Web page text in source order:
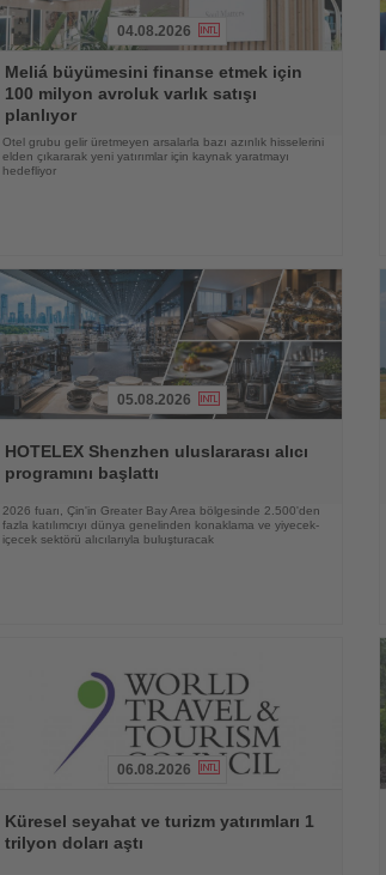
Oku
04.08.2026
Meliá büyümesini finanse etmek için
100 milyon avroluk varlık satışı
planlıyor
Otel grubu gelir üretmeyen arsalarla bazı azınlık hisselerini
elden çıkararak yeni yatırımlar için kaynak yaratmayı
hedefliyor
Oku
05.08.2026
HOTELEX Shenzhen uluslararası alıcı
programını başlattı
2026 fuarı, Çin'in Greater Bay Area bölgesinde 2.500'den
fazla katılımcıyı dünya genelinden konaklama ve yiyecek-
içecek sektörü alıcılarıyla buluşturacak
Oku
06.08.2026
Küresel seyahat ve turizm yatırımları 1
trilyon doları aştı